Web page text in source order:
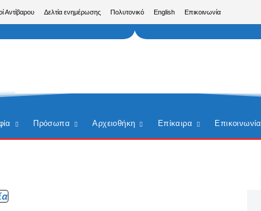
Αντίβαρου Δελτία ενημέρωσης Πολυτονικό English Επικοινωνία
Πρόσωπα Αρχειοθήκη Επίκαιρα Επικοινωνία